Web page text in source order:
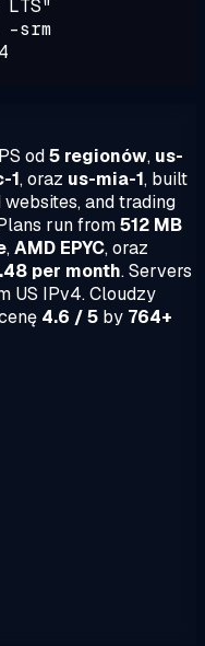
LTS"
-srm
od5 regionów, us-
1, oraz us-mia-1, built
and trading
run from512 MB
,AMD EPYC, oraz
per month. Servers
US IPv4. Cloudzy
4.6 / 5 by 764+